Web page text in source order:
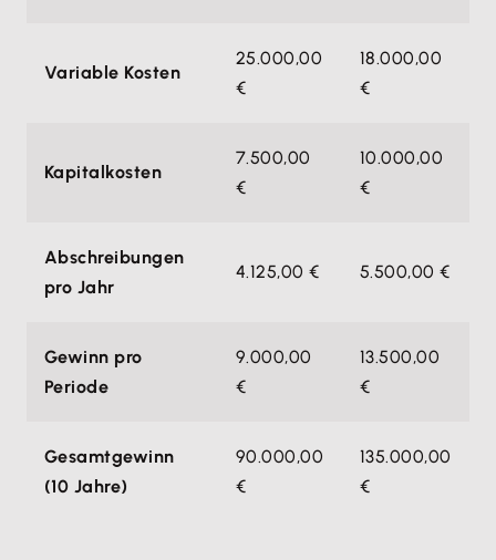
Variable Kosten
25.000,00
€
18.000,00
€
Kapitalkosten
7.500,00
€
10.000,00
€
Abschreibungen
pro Jahr
4.125,00 € 5.500,00 €
Gewinn pro
Periode
9.000,00
€
13.500,00
€
Gesamtgewinn
(10 Jahre)
90.000,00
€
135.000,00
€